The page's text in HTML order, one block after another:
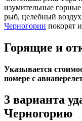
изумительные
рыб, целебный
Черногории покорят
Горящие и
Указывается
номере с
3 варианта
Черногорию